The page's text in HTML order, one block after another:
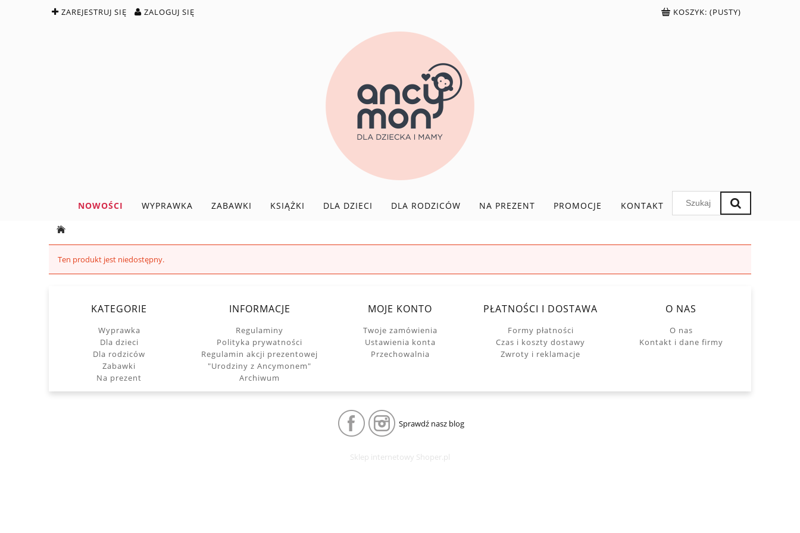
ZAREJESTRUJ SIĘ ZALOGUJ SIĘ KOSZYK: (PUSTY)
NOWOŚCI WYPRAWKA ZABAWKI KSIĄŻKI DLA DZIECI DLA RODZICÓW NA PREZENT PROMOCJE KONTAKT
Ten produkt jest niedostępny.
KATEGORIE
Wyprawka
Dla dzieci
Dla rodziców
Zabawki
Na prezent
INFORMACJE
Regulaminy
Polityka prywatności
Regulamin akcji prezentowej
"Urodziny z Ancymonem"
Archiwum
MOJE KONTO
Twoje zamówienia
Ustawienia konta
Przechowalnia
PŁATNOŚCI I DOSTAWA
Formy płatności
Czas i koszty dostawy
Zwroty i reklamacje
O NAS
O nas
Kontakt i dane firmy
Sprawdź nasz blog
Sklep internetowy Shoper.pl